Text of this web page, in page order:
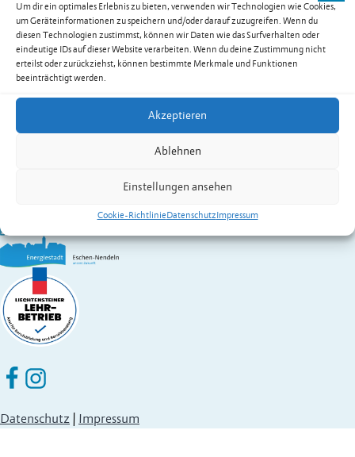
Um dir ein optimales Erlebnis zu bieten, verwenden wir Technologien wie Cookies,
um Geräteinformationen zu speichern und/oder darauf zuzugreifen. Wenn du
diesen Technologien zustimmst, können wir Daten wie das Surfverhalten oder
eindeutige IDs auf dieser Website verarbeiten. Wenn du deine Zustimmung nicht
erteilst oder zurückziehst, können bestimmte Merkmale und Funktionen
beeinträchtigt werden.
Akzeptieren
Ablehnen
Einstellungen ansehen
Cookie-RichtlinieDatenschutzImpressum
Verein Dorfgeschichte-Präsident
Weitere Informationen: Verein Dorfgeschichte
Gstöhl Gustav
praesident@dorfgeschichte.li
Gemeinde Eschen-Nendeln
St. Martins-Ring 2, 9492 Eschen
Eschen Nendeln auf Facebook
Eschen Nendeln auf Instagram
Datenschutz | Impressum